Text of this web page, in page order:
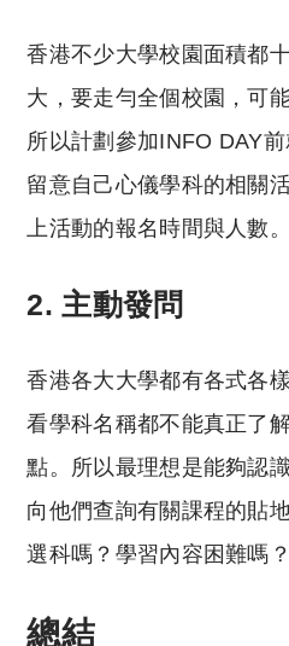
香港不少大學校園面積都
大，要走勻全個校園，可
所以計劃參加INFO DAY
留意自己心儀學科的相關
上活動的報名時間與人數。
2. 主動發問
香港各大大學都有各式各
看學科名稱都不能真正了
點。所以最理想是能夠認
向他們查詢有關課程的貼
選科嗎？學習內容困難嗎？
總結